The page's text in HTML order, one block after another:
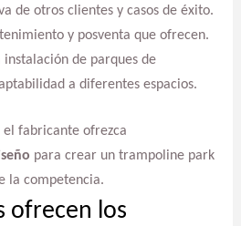
de otros clientes y casos de éxito.
y posventa que ofrecen.
instalación de parques de
a diferentes espacios.
el fabricante ofrezca
para crear un trampoline park
la competencia.
ofrecen los